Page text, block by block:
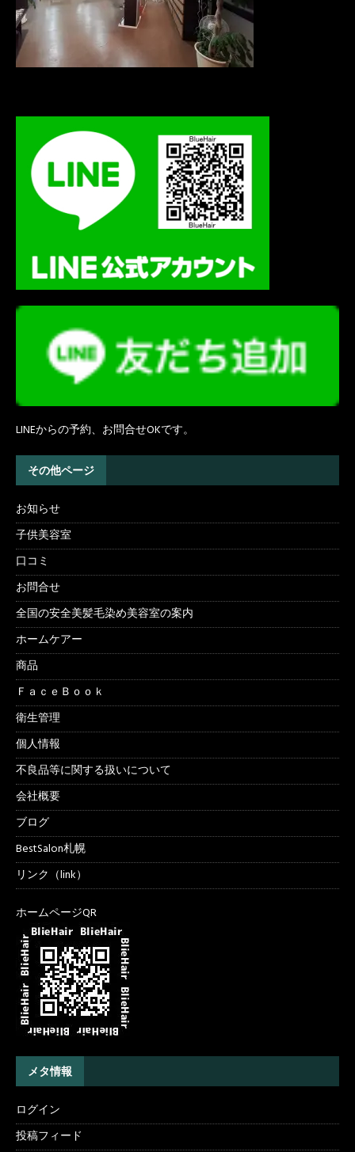
LINEからの予約、お問合せOKです。
その他ページ
お知らせ
子供美容室
口コミ
お問合せ
全国の安全美髪毛染め美容室の案内
ホームケアー
商品
ＦａｃｅＢｏｏｋ
衛生管理
個人情報
不良品等に関する扱いについて
会社概要
ブログ
BestSalon札幌
リンク（link）
ホームページQR
メタ情報
ログイン
投稿フィード